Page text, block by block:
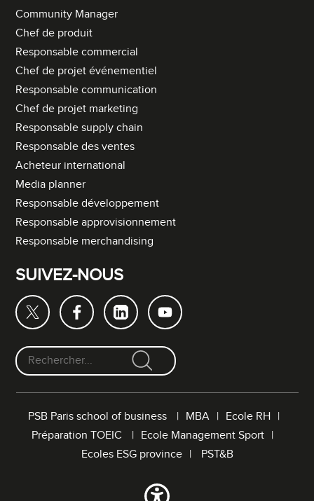
Community Manager
Chef de produit
Responsable commercial
Chef de projet événementiel
Responsable communication
Chef de projet marketing
Responsable supply chain
Responsable des ventes
Acheteur international
Media planner
Responsable développement
Responsable approvisionnement
Responsable merchandising
SUIVEZ-NOUS
F
PSB Paris school of business MBA
Ecole RH
Préparation TOEIC
Ecole Management Sport
Ecoles ESG province
PST&B